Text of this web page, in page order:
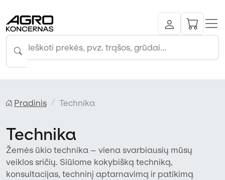
Pradinis Technika
Technika
Žemės ūkio technika – viena svarbiausių mūsų
veiklos sričių. Siūlome kokybišką techniką,
konsultacijas, techninį aptarnavimą ir patikimą